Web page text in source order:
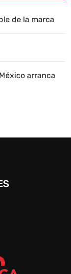
de la marca
arranca